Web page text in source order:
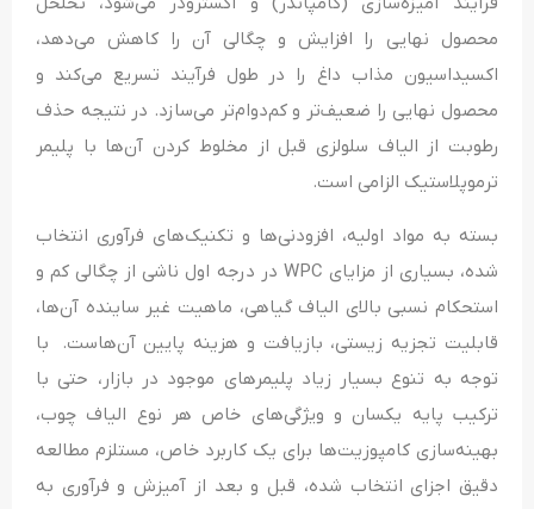
محصول نهایی را افزایش و چگالی آن را کاهش می‌دهد،
اکسیداسیون مذاب داغ را در طول فرآیند تسریع می‌کند و
محصول نهایی را ضعیف‌تر و کم‌دوام‌تر می‌سازد. در نتیجه حذف
رطوبت از الیاف سلولزی قبل از مخلوط کردن آن‌ها با پلیمر
ترموپلاستیک الزامی است.
بسته به مواد اولیه، افزودنی‌ها و تکنیک‌های فرآوری انتخاب
شده، بسیاری از مزایای WPC در درجه اول ناشی از چگالی کم و
استحکام نسبی بالای الیاف گیاهی، ماهیت غیر ساینده آن‌ها،
قابلیت تجزیه زیستی، بازیافت و هزینه پایین آن‌هاست. با
توجه به تنوع بسیار زیاد پلیمرهای موجود در بازار، حتی با
ترکیب پایه یکسان و ویژگی‌های خاص هر نوع الیاف چوب،
بهینه‌سازی کامپوزیت‌ها برای یک کاربرد خاص، مستلزم مطالعه
دقیق اجزای انتخاب شده، قبل و بعد از آمیزش و فرآوری به